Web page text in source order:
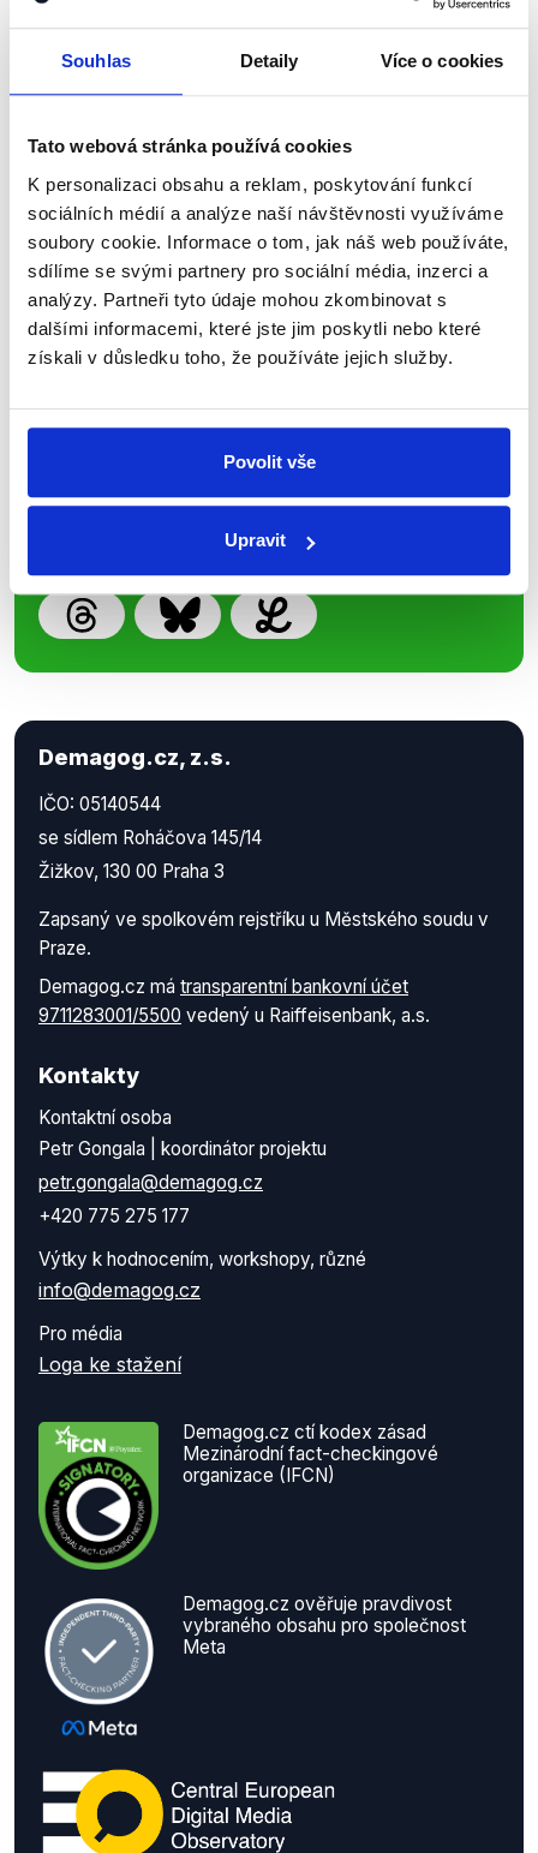
Souhlas Detaily Více o cookies
Tato webová stránka používá cookies
K personalizaci obsahu a reklam, poskytování funkcí
sociálních médií a analýze naší návštěvnosti využíváme
soubory cookie. Informace o tom, jak náš web používáte,
sdílíme se svými partnery pro sociální média, inzerci a
analýzy. Partneři tyto údaje mohou zkombinovat s
dalšími informacemi, které jste jim poskytli nebo které
získali v důsledku toho, že používáte jejich služby.
Povolit vše
Upravit
shrnutí nejzajímavějších článků a analýz.
Začněte nás odebírat, a mějte tak
přehled o tom, jaké dezinformace a
nepravdy se zrovna v Česku šíří.
Newsletter WhatsApp
Sociální sítě
z Demagog.cz. Sdílením našich
příspěvků přátelům podpoříte naši
práci.
Demagog.cz, z.s.
IČO: 05140544
se sídlem Roháčova 145/14
Žižkov, 130 00 Praha 3
Zapsaný ve spolkovém rejstříku u Městského soudu v
Praze.
Demagog.cz má transparentní bankovní účet
9711283001/5500 vedený u Raiffeisenbank, a.s.
Kontakty
Kontaktní osoba
Petr Gongala | koordinátor projektu
petr.gongala@demagog.cz
+420 775 275 177
Výtky k hodnocením, workshopy, různé
info@demagog.cz
Pro média
Loga ke stažení
Demagog.cz ctí kodex zásad
Mezinárodní fact-checkingové
organizace (IFCN)
Demagog.cz ověřuje pravdivost
vybraného obsahu pro společnost
Meta